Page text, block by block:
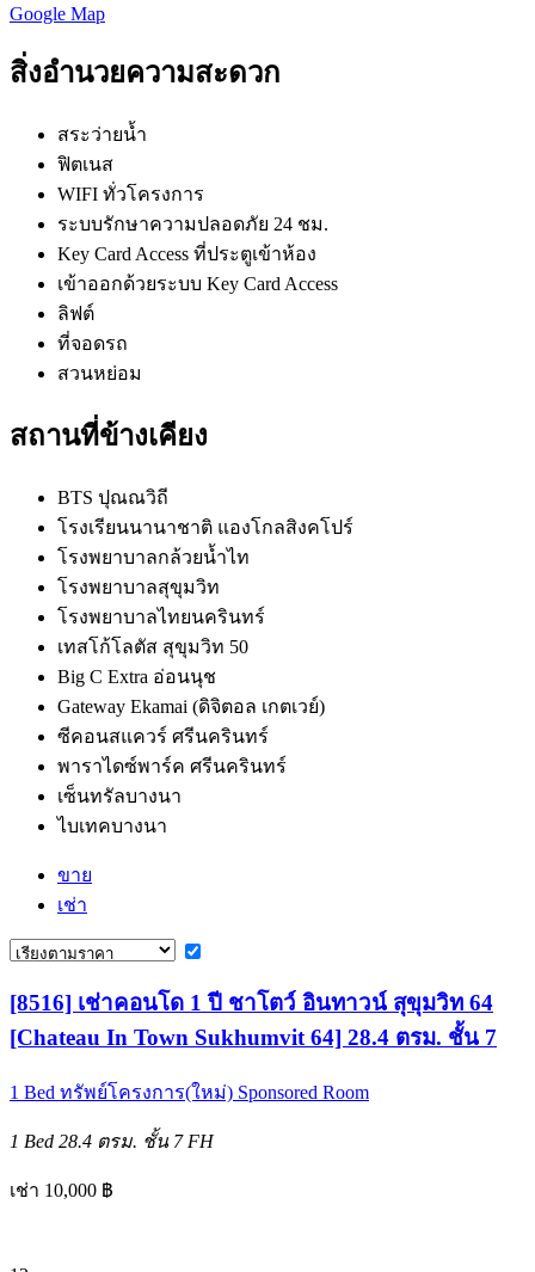
Google Map
สิ่งอำนวยความสะดวก
สระว่ายน้ำ
ฟิตเนส
WIFI ทั่วโครงการ
ระบบรักษาความปลอดภัย 24 ชม.
Key Card Access ที่ประตูเข้าห้อง
เข้าออกด้วยระบบ Key Card Access
ลิฟต์
ที่จอดรถ
สวนหย่อม
สถานที่ข้างเคียง
BTS ปุณณวิถี
โรงเรียนนานาชาติ แองโกลสิงคโปร์
โรงพยาบาลกล้วยน้ำไท
โรงพยาบาลสุขุมวิท
โรงพยาบาลไทยนครินทร์
เทสโก้โลตัส สุขุมวิท 50
Big C Extra อ่อนนุช
Gateway Ekamai (ดิจิตอล เกตเวย์)
ซีคอนสแควร์ ศรีนครินทร์
พาราไดซ์พาร์ค ศรีนครินทร์
เซ็นทรัลบางนา
ไบเทคบางนา
ขาย
เช่า
[8516] เช่าคอนโด 1 ปี ชาโตว์ อินทาวน์ สุขุมวิท 64
[Chateau In Town Sukhumvit 64] 28.4 ตรม. ชั้น 7
1 Bed ทรัพย์โครงการ(ใหม่) Sponsored Room
1 Bed 28.4 ตรม. ชั้น 7 FH
เช่า 10,000 ฿